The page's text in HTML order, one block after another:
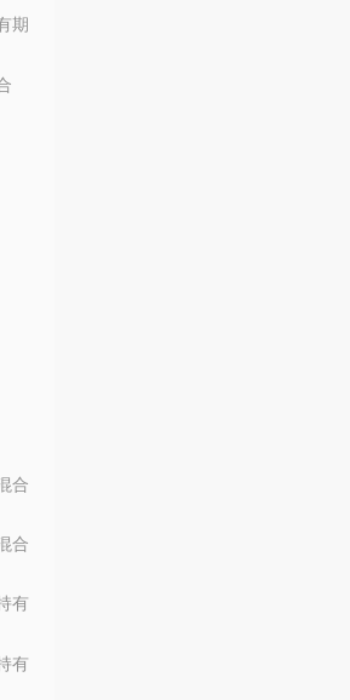
期
合
合
有
有